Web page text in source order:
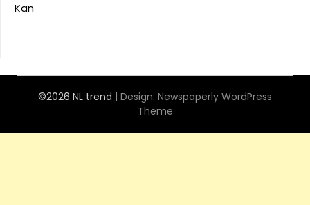
Kan
©2026 NL trend | Design: Newspaperly WordPress
Theme